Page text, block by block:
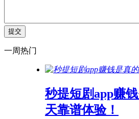
一周热门
秒提短剧app赚
天靠谱体验！